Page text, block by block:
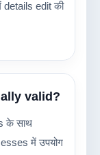
details edit की
valid?
के साथ
में उपयोग